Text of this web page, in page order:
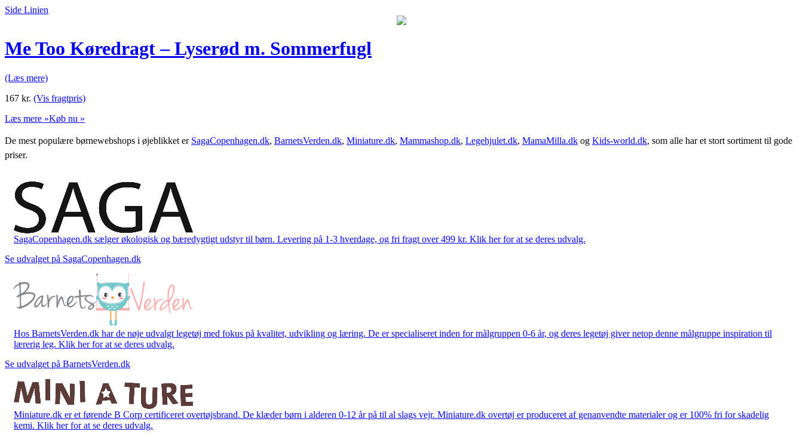
Side Linien
Me Too Køredragt – Lyserød m. Sommerfugl
(Læs mere)
167 kr. (Vis fragtpris)
Læs mere »Køb nu »
De mest populære børnewebshops i øjeblikket er SagaCopenhagen.dk, BarnetsVerden.dk, Miniature.dk, Mammashop.dk, Legehjulet.dk, MamaMilla.dk og Kids-world.dk, som alle har et stort sortiment til gode
priser.
SagaCopenhagen.dk sælger økologisk og bæredygtigt udstyr til børn. Levering på 1-3 hverdage, og fri fragt over 499 kr. Klik her for at se deres udvalg.
Se udvalget på SagaCopenhagen.dk
Hos BarnetsVerden.dk har de nøje udvalgt legetøj med fokus på kvalitet, udvikling og læring. De er specialiseret inden for målgruppen 0-6 år, og deres legetøj giver netop denne målgruppe inspiration til
lærerig leg. Klik her for at se deres udvalg.
Se udvalget på BarnetsVerden.dk
Miniature.dk er et førende B Corp certificeret overtøjsbrand. De klæder børn i alderen 0-12 år på til al slags vejr. Miniature.dk overtøj er produceret af genanvendte materialer og er 100% fri for skadelig
kemi. Klik her for at se deres udvalg.